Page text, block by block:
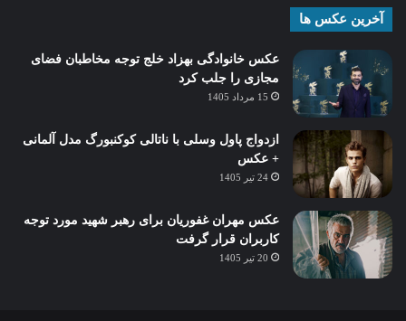
آخرین عکس ها
عکس خانوادگی بهزاد خلج توجه مخاطبان فضای
مجازی را جلب کرد
15 مرداد 1405
ازدواج پاول وسلی با ناتالی کوکنبورگ مدل آلمانی
+ عکس
24 تیر 1405
عکس مهران غفوریان برای رهبر شهید مورد توجه
کاربران قرار گرفت
20 تیر 1405